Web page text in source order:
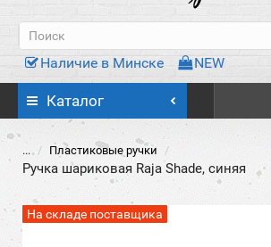
Наличие в Минске NEW
Каталог
... Пластиковые ручки
Ручка шариковая Raja Shade, синяя
На складе поставщика